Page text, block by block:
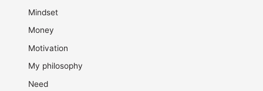
Mindset
Money
Motivation
My philosophy
Need